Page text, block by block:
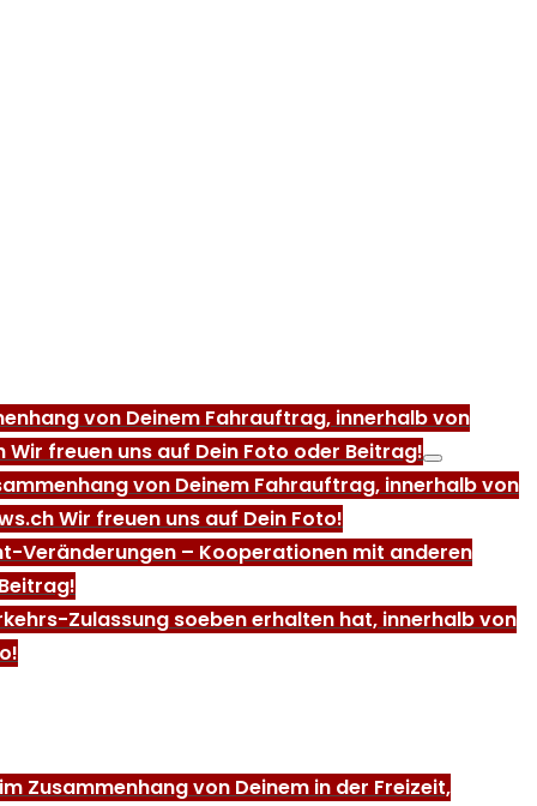
von Deinem Fahrauftrag, innerhalb von
freuen uns auf Dein Foto oder Beitrag!
von Deinem Fahrauftrag, innerhalb von
Wir freuen uns auf Dein Foto!
Veränderungen – Kooperationen mit anderen
Zulassung soeben erhalten hat, innerhalb von
Zusammenhang von Deinem in der Freizeit,